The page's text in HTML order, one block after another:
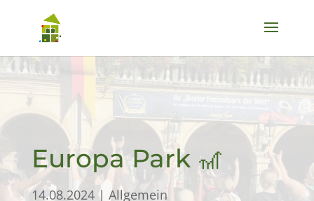
Europa Park 🎢
14.08.2024| Allgemein